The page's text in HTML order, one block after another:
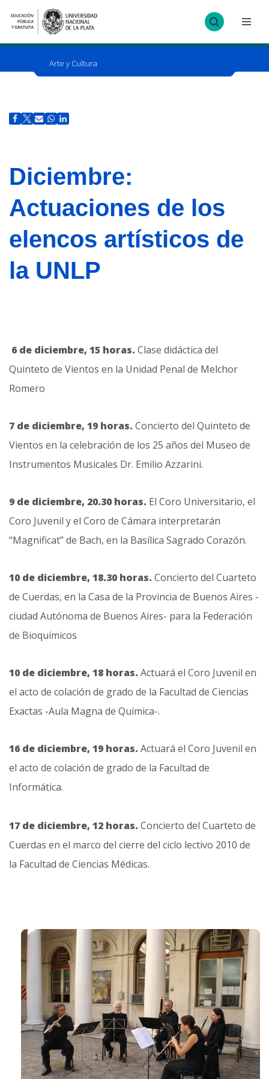
Ir
al
Arte y Cultura
Diciembre:
Actuaciones de los
elencos artísticos de
la UNLP
6 de diciembre, 15 horas. Clase didáctica del
Quinteto de Vientos en la Unidad Penal de Melchor
Romero
7 de diciembre, 19 horas. Concierto del Quinteto de
Vientos en la celebración de los 25 años del Museo de
Instrumentos Musicales Dr. Emilio Azzarini.
9 de diciembre, 20.30 horas. El Coro Universitario, el
Coro Juvenil y el Coro de Cámara interpretarán
“Magnificat” de Bach, en la Basílica Sagrado Corazón.
10 de diciembre, 18.30 horas. Concierto del Cuarteto
de Cuerdas, en la Casa de la Provincia de Buenos Aires -
ciudad Autónoma de Buenos Aires- para la Federación
de Bioquímicos
10 de diciembre, 18 horas. Actuará el Coro Juvenil en
el acto de colación de grado de la Facultad de Ciencias
Exactas -Aula Magna de Química-.
16 de diciembre, 19 horas. Actuará el Coro Juvenil en
el acto de colación de grado de la Facultad de
Informática.
17 de diciembre, 12 horas. Concierto del Cuarteto de
Cuerdas en el marco del cierre del ciclo lectivo 2010 de
la Facultad de Ciencias Médicas.